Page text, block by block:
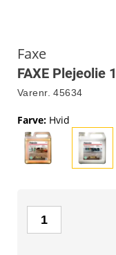
Faxe
FAXE Plejeolie
Varenr. 45634
Farve: Hvid